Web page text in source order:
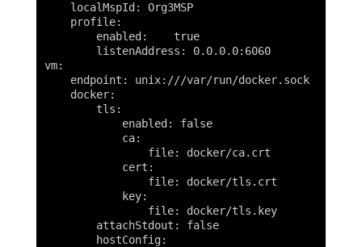
    localMspId: Org3MSP
    profile:
        enabled:    true
        listenAddress: 0.0.0.0:6060
vm:
    endpoint: unix:///var/run/docker.sock
    docker:
        tls:
            enabled: false
            ca:
                file: docker/ca.crt
            cert:
                file: docker/tls.crt
            key:
                file: docker/tls.key
        attachStdout: false
        hostConfig: